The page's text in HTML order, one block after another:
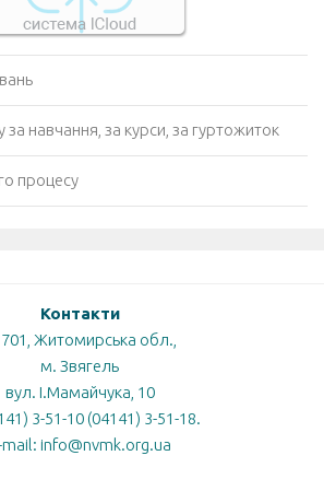
за навчання, за курси, за гуртожиток
процесу
Контакти
Житомирська обл.,
м. Звягель
вул. І.Мамайчука, 10
3-51-10 (04141) 3-51-18.
mail: info@nvmk.org.ua